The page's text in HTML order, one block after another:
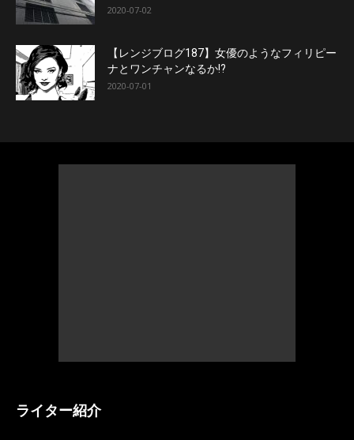
2020-07-02
【レンジブログ187】女優のようなフィリピー
ナとワンチャンなるか!?
2020-07-01
ライター紹介